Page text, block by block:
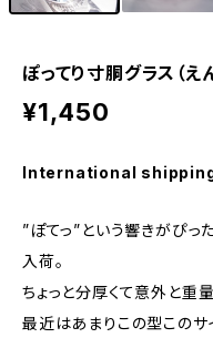
ぽってり寸胴グラス（え
¥1,450
International
”ぽてっ”という響きがぴっ
入荷。
ちょっと分厚くて意外と重
最近はあまりこの型このサ